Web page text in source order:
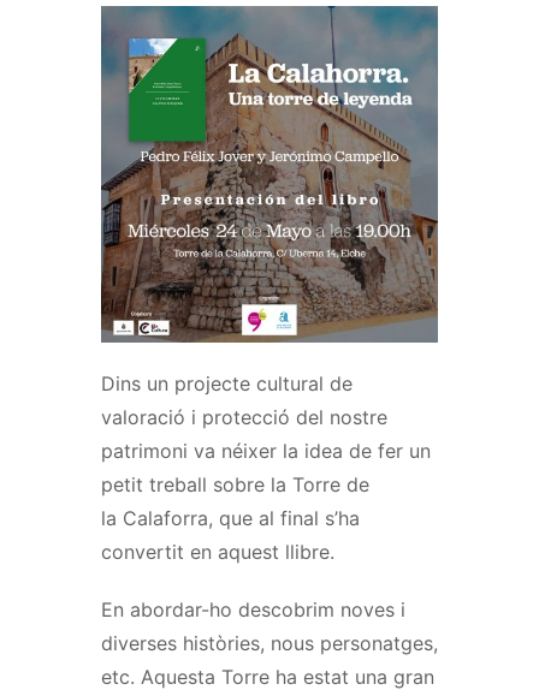
Dins un projecte cultural de
valoració i protecció del nostre
patrimoni va néixer la idea de fer un
petit treball sobre la Torre de
la Calaforra, que al final s’ha
convertit en aquest llibre.
En abordar-ho descobrim noves i
diverses històries, nous personatges,
etc. Aquesta Torre ha estat una gran